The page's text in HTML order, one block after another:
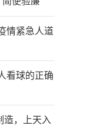
情紧急人道
看球的正确
造，上天入